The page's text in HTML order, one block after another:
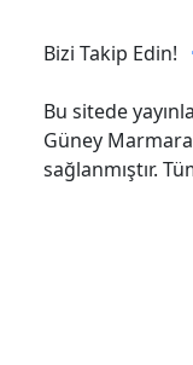
Bizi Takip Edin!
Bu sitede
Güney
sağlanmıştır.